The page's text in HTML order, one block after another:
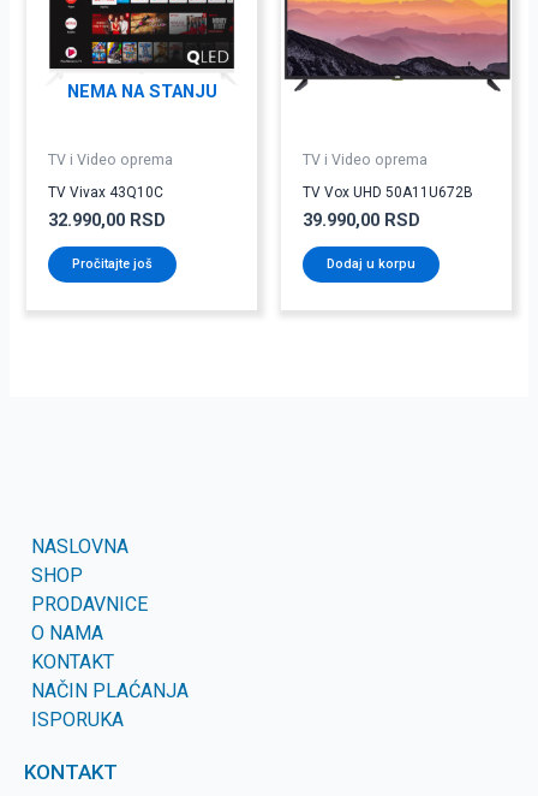
NEMA NA STANJU
TV i Video oprema
TV Vivax 43Q10C
32.990,00 RSD
Pročitajte još
TV i Video oprema
TV Vox UHD 50A11U672B
39.990,00 RSD
Dodaj u korpu
NASLOVNA
SHOP
PRODAVNICE
O NAMA
KONTAKT
NAČIN PLAĆANJA
ISPORUKA
KONTAKT